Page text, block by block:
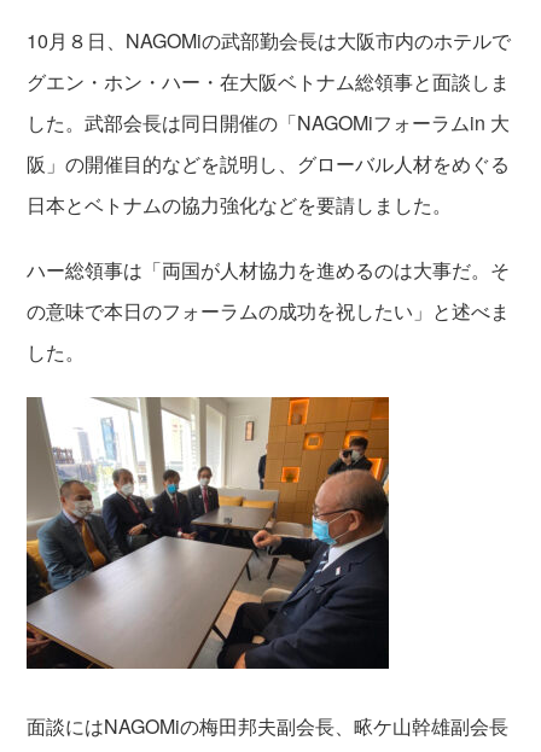
10月８日、NAGOMiの武部勤会長は大阪市内のホテルで
グエン・ホン・ハー・在大阪ベトナム総領事と面談しま
した。武部会長は同日開催の「NAGOMiフォーラムin 大
阪」の開催目的などを説明し、グローバル人材をめぐる
日本とベトナムの協力強化などを要請しました。
ハー総領事は「両国が人材協力を進めるのは大事だ。そ
の意味で本日のフォーラムの成功を祝したい」と述べま
した。
面談にはNAGOMiの梅田邦夫副会長、畩ケ山幹雄副会長